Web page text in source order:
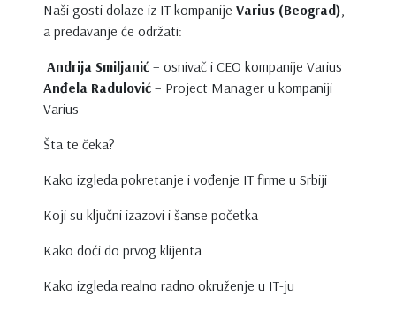
Naši gosti dolaze iz IT kompanijeVarius (Beograd),
a predavanje će održati:
Andrija Smiljanić – osnivač iCEO kompanije Varius
Anđela Radulović – Project Manager u kompaniji
Varius
Šta te čeka?
Kako izgleda pokretanje i vođenje IT firme u Srbiji
Koji su ključni izazovi i šanse početka
Kako doći do prvog klijenta
Kako izgleda realno radno okruženje u IT-ju